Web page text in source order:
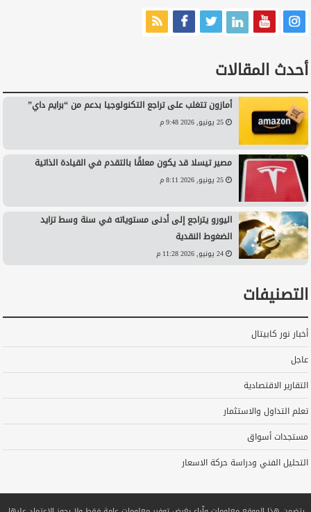
أحدث المقالات
أمازون تتغلب على تراجع التكنولوجيا بدعم من “برايم داي”
25 يونيو, 2026 9:48 م
مصير تيسلا قد يكون معلقًا بالتقدم في القيادة الذاتية
25 يونيو, 2026 8:11 م
اليورو يتراجع إلى أدنى مستوياته في سنة وسط تزايد
الضغوط النقدية
24 يونيو, 2026 11:28 م
التصنيفات
أخبار نور كابيتال
عاجل
التقارير الاقتصادية
تعلم التداول والاستثمار
مستجدات أسواق
التحليل الفني ودراسة حركة الاسعار